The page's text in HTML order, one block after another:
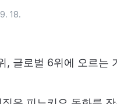
18.
, 글로벌 6위에 오르는